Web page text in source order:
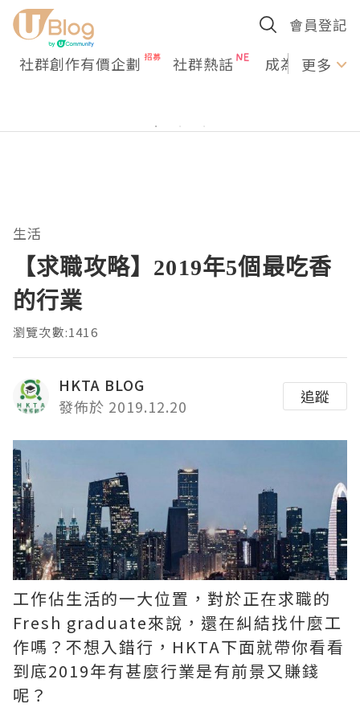
會員登記
社群創作有價企劃 社群熱話 成為U更多
生活
【求職攻略】2019年5個最吃香
的行業
瀏覽次數:1416
HKTA BLOG
發佈於 2019.12.20
追蹤
工作佔生活的一大位置，對於正在求職的
Fresh graduate來說，還在糾結找什麼工
作嗎？不想入錯行，HKTA下面就帶你看看
到底2019年有甚麼行業是有前景又賺錢
呢？